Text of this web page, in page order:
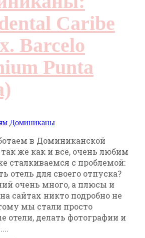
Caribe
Barcelo
Punta
Доминиканы
в Доминиканской
же как и все, очень любим
сталкиваемся с проблемой:
отель для своего отпуска?
очень много, а плюсы и
сайтах никто подробно не
мы стали просто
отели, делать фотографии и